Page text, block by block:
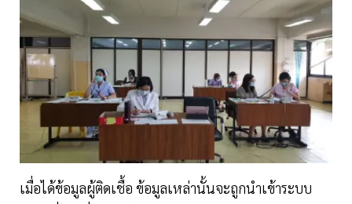
เมื่อได้ข้อมูลผู้ติดเชื้อ ข้อมูลเหล่านั้นจะถูกนำเข้าระบบ